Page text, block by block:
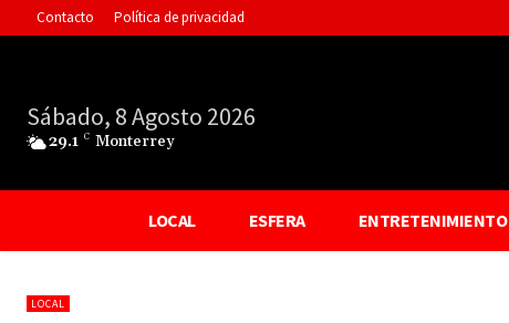
Contacto Política de privacidad
Sábado, 8 Agosto 2026
29.1 C Monterrey
LOCAL ESFERA ENTRETENIMIENTO
LOCAL